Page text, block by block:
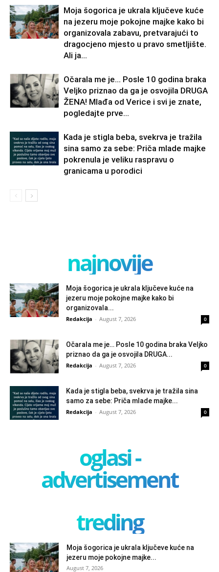
Moja šogorica je ukrala ključeve kuće
na jezeru moje pokojne majke kako bi
organizovala zabavu, pretvarajući to
dragocjeno mjesto u pravo smetljište.
Ali ja...
Očarala me je… Posle 10 godina braka
Veljko priznao da ga je osvojila DRUGA
ŽENA! Mlađa od Verice i svi je znate,
pogledajte prve...
Kada je stigla beba, svekrva je tražila
sina samo za sebe: Priča mlade majke
pokrenula je veliku raspravu o
granicama u porodici
najnovije
Moja šogorica je ukrala ključeve kuće na
jezeru moje pokojne majke kako bi
organizovala...
Redakcija - August 7, 2026 0
Očarala me je… Posle 10 godina braka Veljko
priznao da ga je osvojila DRUGA...
Redakcija - August 7, 2026 0
Kada je stigla beba, svekrva je tražila sina
samo za sebe: Priča mlade majke...
Redakcija - August 7, 2026 0
oglasi -
advertisement
treding
Moja šogorica je ukrala ključeve kuće na
jezeru moje pokojne majke...
August 7, 2026